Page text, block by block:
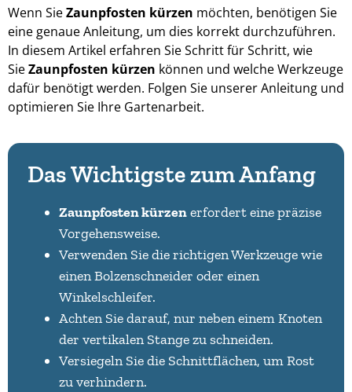
Wenn SieZaunpfosten kürzen möchten, benötigen Sie
eine genaue Anleitung, um dies korrekt durchzuführen.
In diesem Artikel erfahren Sie Schritt für Schritt, wie
SieZaunpfosten kürzen können und welche Werkzeuge
dafür benötigt werden. Folgen Sie unserer Anleitung und
optimieren Sie Ihre Gartenarbeit.
Das Wichtigste zum Anfang
Zaunpfosten kürzenerfordert eine präzise
Vorgehensweise.
Verwenden Sie die richtigen Werkzeuge wie
einen Bolzenschneider oder einen
Winkelschleifer.
Achten Sie darauf, nur neben einem Knoten
der vertikalen Stange zu schneiden.
Versiegeln Sie die Schnittflächen, um Rost
zu verhindern.